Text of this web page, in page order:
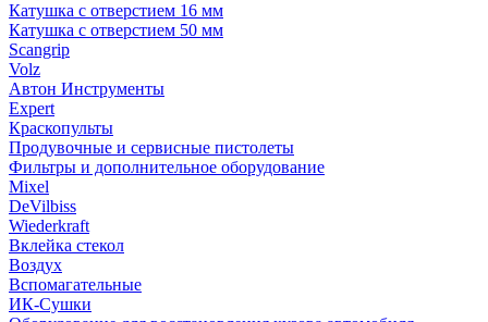
Катушка с отверстием 16 мм
Катушка с отверстием 50 мм
Scangrip
Volz
Автон Инструменты
Expert
Краскопульты
Продувочные и сервисные пистолеты
Фильтры и дополнительное оборудование
Mixel
DeVilbiss
Wiederkraft
Вклейка стекол
Воздух
Вспомагательные
ИК-Сушки